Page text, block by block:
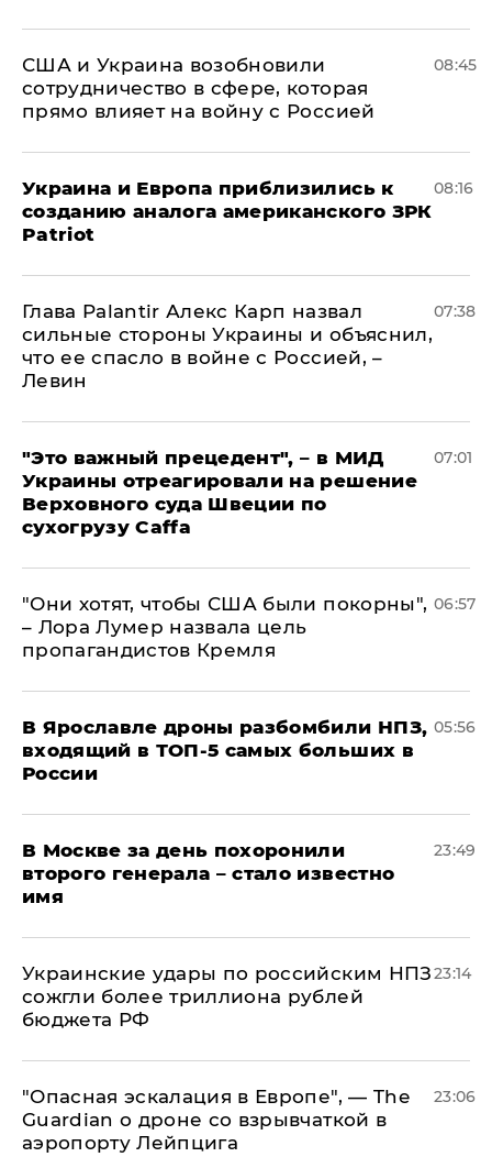
США и Украина возобновили
сотрудничество в сфере, которая
прямо влияет на войну с Россией
08:45
Украина и Европа приблизились к
созданию аналога американского ЗРК
Patriot
08:16
Глава Palantir Алекс Карп назвал
сильные стороны Украины и объяснил,
что ее спасло в войне с Россией, –
Левин
07:38
"Это важный прецедент", – в МИД
Украины отреагировали на решение
Верховного суда Швеции по
сухогрузу Caffa
07:01
"Они хотят, чтобы США были покорны",
– Лора Лумер назвала цель
пропагандистов Кремля
06:57
В Ярославле дроны разбомбили НПЗ,
входящий в ТОП-5 самых больших в
России
05:56
В Москве за день похоронили
второго генерала – стало известно
имя
23:49
Украинские удары по российским НПЗ
сожгли более триллиона рублей
бюджета РФ
23:14
"Опасная эскалация в Европе", — The
Guardian о дроне со взрывчаткой в
аэропорту Лейпцига
23:06